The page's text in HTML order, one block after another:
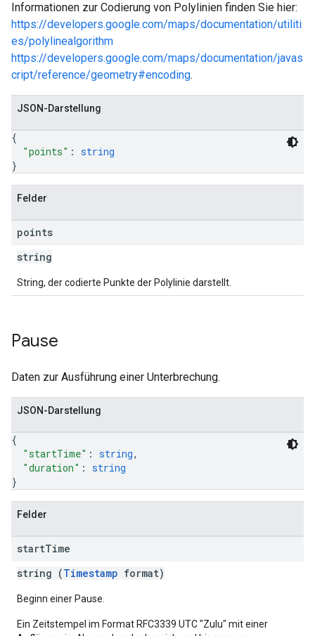
Informationen zur Codierung von Polylinien finden Sie hier:
https://developers.google.com/maps/documentation/utiliti
es/polylinealgorithm
https://developers.google.com/maps/documentation/javas
cript/reference/geometry#encoding.
JSON-Darstellung
{
"points" : string
}
Felder
points
string
String, der codierte Punkte der Polylinie darstellt.
Pause
Daten zur Ausführung einer Unterbrechung.
JSON-Darstellung
{
"startTime" : string,
"duration" : string
}
Felder
startTime
string (Timestamp format)
Beginn einer Pause.
Ein Zeitstempel im Format RFC3339 UTC "Zulu" mit einer